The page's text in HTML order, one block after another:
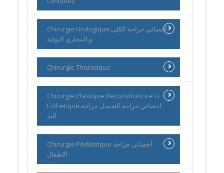
Chirurgie Urologique أخصائي جراحة الكلى
و المجاري البولية
Chirurgie Thoracique
Chirurgie Plastique Reconstructrice Et
Esthetique اخصائي جراحة التجميل جراحة
اليد
Chirurgie Pédiatrique أخصائي جراحة
الاطفال